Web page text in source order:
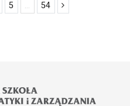
5 ... 54